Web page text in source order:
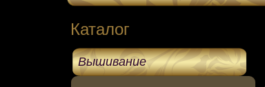
Каталог
Вышивание